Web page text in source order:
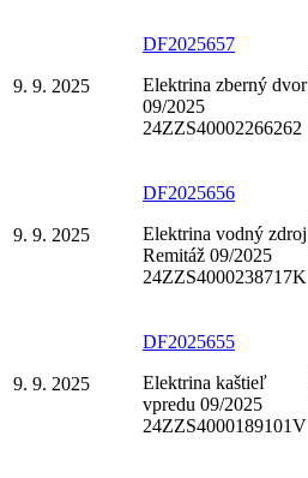
9. 9. 2025
DF2025657
Elektrina zberný dvor
09/2025
24ZZS40002266262
9. 9. 2025
DF2025656
Elektrina vodný zdroj
Remitáž 09/2025
24ZZS4000238717K
9. 9. 2025
DF2025655
Elektrina kaštieľ
vpredu 09/2025
24ZZS4000189101V